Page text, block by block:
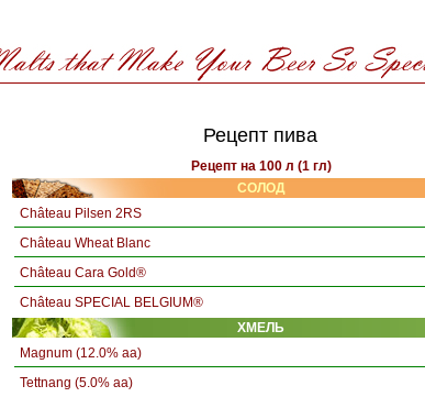
Рецепт пива
Рецепт на 100 л (1 гл)
СОЛОД
Château Pilsen 2RS
Château Wheat Blanc
Château Cara Gold®
Château SPECIAL BELGIUM®
ХМЕЛЬ
Magnum (12.0% aa)
Tettnang (5.0% aa)